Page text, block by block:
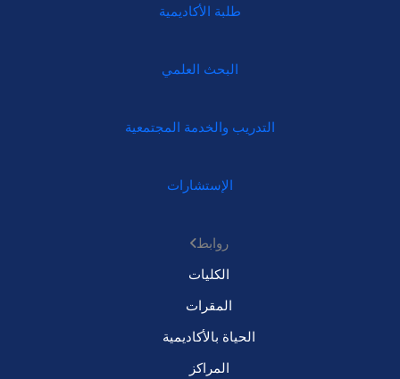
طلبة الأكاديمية
البحث العلمي
التدريب والخدمة المجتمعية
الإستشارات
روابط
الكليات
المقرات
الحياة بالأكاديمية
المراكز